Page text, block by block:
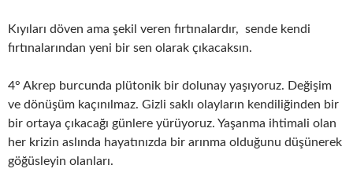
Kıyıları döven ama şekil veren fırtınalardır, sende kendi
fırtınalarından yeni bir sen olarak çıkacaksın.
4° Akrep burcunda plütonik bir dolunay yaşıyoruz. Değişim
ve dönüşüm kaçınılmaz. Gizli saklı olayların kendiliğinden bir
bir ortaya çıkacağı günlere yürüyoruz. Yaşanma ihtimali olan
her krizin aslında hayatınızda bir arınma olduğunu düşünerek
göğüsleyin olanları.